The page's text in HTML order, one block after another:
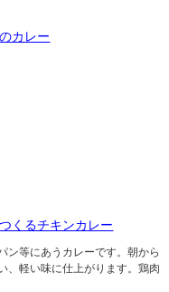
カレー
くるチキンカレー
ン等にあうカレーです。朝から
、軽い味に仕上がります。鶏肉